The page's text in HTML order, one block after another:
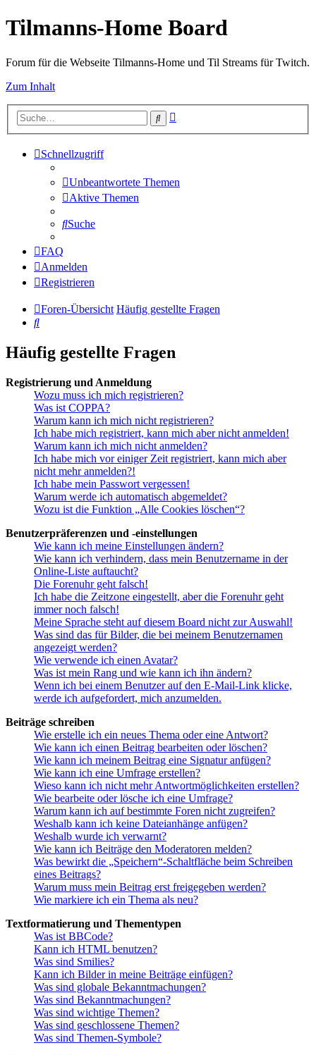
Tilmanns-Home Board
Forum für die Webseite Tilmanns-Home und Til Streams für Twitch.
Zum Inhalt
Suche
Schnellzugriff
Unbeantwortete Themen
Aktive Themen
Suche
FAQ
Anmelden
Registrieren
Foren-Übersicht Häufig gestellte Fragen
Suche
Häufig gestellte Fragen
Registrierung und Anmeldung
Wozu muss ich mich registrieren?
Was ist COPPA?
Warum kann ich mich nicht registrieren?
Ich habe mich registriert, kann mich aber nicht anmelden!
Warum kann ich mich nicht anmelden?
Ich habe mich vor einiger Zeit registriert, kann mich aber
nicht mehr anmelden?!
Ich habe mein Passwort vergessen!
Warum werde ich automatisch abgemeldet?
Wozu ist die Funktion „Alle Cookies löschen“?
Benutzerpräferenzen und -einstellungen
Wie kann ich meine Einstellungen ändern?
Wie kann ich verhindern, dass mein Benutzername in der
Online-Liste auftaucht?
Die Forenuhr geht falsch!
Ich habe die Zeitzone eingestellt, aber die Forenuhr geht
immer noch falsch!
Meine Sprache steht auf diesem Board nicht zur Auswahl!
Was sind das für Bilder, die bei meinem Benutzernamen
angezeigt werden?
Wie verwende ich einen Avatar?
Was ist mein Rang und wie kann ich ihn ändern?
Wenn ich bei einem Benutzer auf den E-Mail-Link klicke,
werde ich aufgefordert, mich anzumelden.
Beiträge schreiben
Wie erstelle ich ein neues Thema oder eine Antwort?
Wie kann ich einen Beitrag bearbeiten oder löschen?
Wie kann ich meinem Beitrag eine Signatur anfügen?
Wie kann ich eine Umfrage erstellen?
Wieso kann ich nicht mehr Antwortmöglichkeiten erstellen?
Wie bearbeite oder lösche ich eine Umfrage?
Warum kann ich auf bestimmte Foren nicht zugreifen?
Weshalb kann ich keine Dateianhänge anfügen?
Weshalb wurde ich verwarnt?
Wie kann ich Beiträge den Moderatoren melden?
Was bewirkt die „Speichern“-Schaltfläche beim Schreiben
eines Beitrags?
Warum muss mein Beitrag erst freigegeben werden?
Wie markiere ich ein Thema als neu?
Textformatierung und Thementypen
Was ist BBCode?
Kann ich HTML benutzen?
Was sind Smilies?
Kann ich Bilder in meine Beiträge einfügen?
Was sind globale Bekanntmachungen?
Was sind Bekanntmachungen?
Was sind wichtige Themen?
Was sind geschlossene Themen?
Was sind Themen-Symbole?